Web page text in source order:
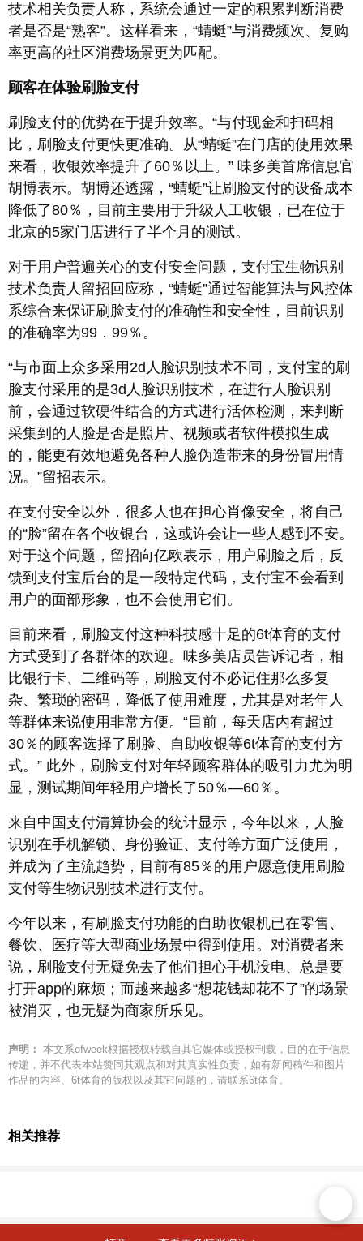
技术相关负责人称，系统会通过一定的积累判断消费
者是否是“熟客”。这样看来，“蜻蜓”与消费频次、复购
率更高的社区消费场景更为匹配。
顾客在体验刷脸支付
刷脸支付的优势在于提升效率。“与付现金和扫码相
比，刷脸支付更快更准确。从“蜻蜓”在门店的使用效果
来看，收银效率提升了60％以上。” 味多美首席信息官
胡博表示。胡博还透露，“蜻蜓”让刷脸支付的设备成本
降低了80％，目前主要用于升级人工收银，已在位于
北京的5家门店进行了半个月的测试。
对于用户普遍关心的支付安全问题，支付宝生物识别
技术负责人留招回应称，“蜻蜓”通过智能算法与风控体
系综合来保证刷脸支付的准确性和安全性，目前识别
的准确率为99．99％。
“与市面上众多采用2d人脸识别技术不同，支付宝的刷
脸支付采用的是3d人脸识别技术，在进行人脸识别
前，会通过软硬件结合的方式进行活体检测，来判断
采集到的人脸是否是照片、视频或者软件模拟生成
的，能更有效地避免各种人脸伪造带来的身份冒用情
况。”留招表示。
在支付安全以外，很多人也在担心肖像安全，将自己
的“脸”留在各个收银台，这或许会让一些人感到不安。
对于这个问题，留招向亿欧表示，用户刷脸之后，反
馈到支付宝后台的是一段特定代码，支付宝不会看到
用户的面部形象，也不会使用它们。
目前来看，刷脸支付这种科技感十足的6t体育的支付
方式受到了各群体的欢迎。味多美店员告诉记者，相
比银行卡、二维码等，刷脸支付不必记住那么多复
杂、繁琐的密码，降低了使用难度，尤其是对老年人
等群体来说使用非常方便。“目前，每天店内有超过
30％的顾客选择了刷脸、自助收银等6t体育的支付方
式。” 此外，刷脸支付对年轻顾客群体的吸引力尤为明
显，测试期间年轻用户增长了50％—60％。
来自中国支付清算协会的统计显示，今年以来，人脸
识别在手机解锁、身份验证、支付等方面广泛使用，
并成为了主流趋势，目前有85％的用户愿意使用刷脸
支付等生物识别技术进行支付。
今年以来，有刷脸支付功能的自助收银机已在零售、
餐饮、医疗等大型商业场景中得到使用。对消费者来
说，刷脸支付无疑免去了他们担心手机没电、总是要
打开app的麻烦；而越来越多“想花钱却花不了”的场景
被消灭，也无疑为商家所乐见。
声明： 本文系ofweek根据授权转载自其它媒体或授权刊载，目的在于信息
传递，并不代表本站赞同其观点和对其真实性负责，如有新闻稿件和图片
作品的内容、6t体育的版权以及其它问题的，请联系6t体育。
相关推荐